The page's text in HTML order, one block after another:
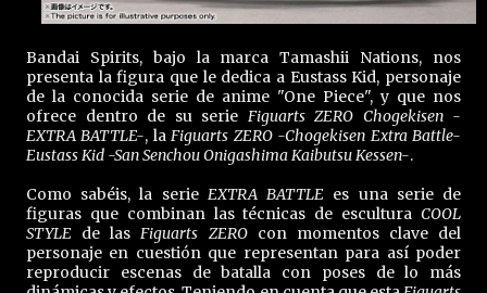
Bandai Spirits, bajo la marca Tamashii Nations, nos
presenta la figura que le dedica a Eustass Kid, personaje
de la conocida serie de anime "One Piece", y que nos
ofrece dentro de su serie Figuarts ZERO Chogekisen -
EXTRA BATTLE-, laFiguarts ZERO -Chogekisen Extra Battle-
Eustass Kid -San Senchou Onigashima Kaibutsu Kessen-.
Como sabéis, la serie EXTRA BATTLE es una serie de
figuras que combinan las técnicas de escultura COOL
STYLE de lasFiguarts ZEROcon momentos clave del
personaje en cuestión que representan para así poder
reproducir escenas de batalla con poses de lo más